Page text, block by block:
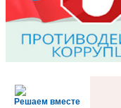
Решаем вместе